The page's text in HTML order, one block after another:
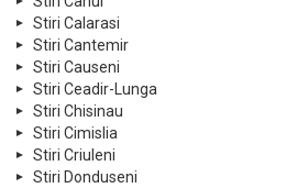
Stiri Calarasi
Stiri Cantemir
Stiri Causeni
Stiri Ceadir-Lunga
Stiri Chisinau
Stiri Cimislia
Stiri Criuleni
Stiri Donduseni